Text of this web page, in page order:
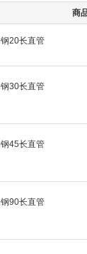
商
20长直管
30长直管
45长直管
90长直管